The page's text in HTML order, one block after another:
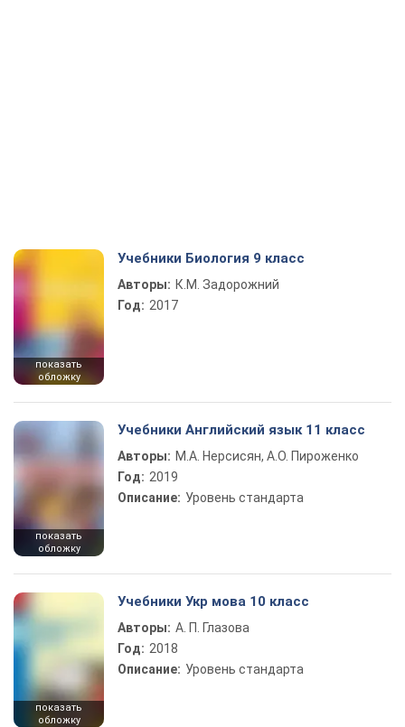
показать
обложку
Учебники Биология 9 класс
Авторы: К.М. Задорожний
Год: 2017
показать
обложку
Учебники Английский язык 11 класс
Авторы: М.А. Нерсисян, А.О. Пироженко
Год: 2019
Описание: Уровень стандарта
показать
обложку
Учебники Укр мова 10 класс
Авторы: А. П. Глазова
Год: 2018
Описание: Уровень стандарта